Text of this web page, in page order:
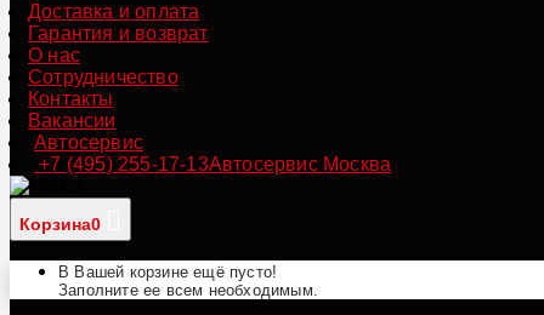
Доставка и оплата
Гарантия и возврат
О нас
Сотрудничество
Контакты
Вакансии
Автосервис
+7 (495) 255-17-13Автосервис Москва
Корзина0
В Вашей корзине ещё пусто!
Заполните ее всем необходимым.